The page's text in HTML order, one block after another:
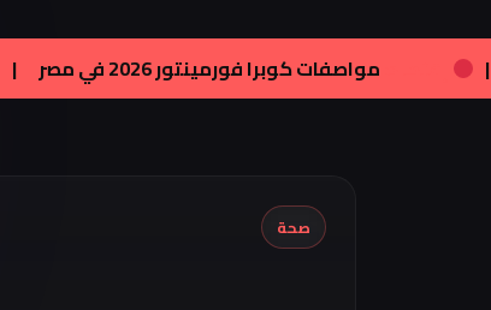
علاج الصلع عند الرجال: خيارات متاحة وفعالة| إقتصاد:
صحة